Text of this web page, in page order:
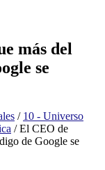
más del
se
/ 10 - Universo
/El CEO de
de Google se